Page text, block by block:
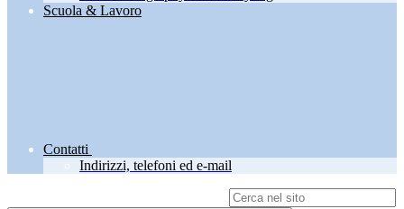
Scuola & Lavoro
Contatti
Indirizzi, telefoni ed e-mail